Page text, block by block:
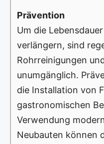
Prävention
Um die
verlängern, sind
Rohrreinigungen
unumgänglich.
die Installation von
gastronomischen
Verwendung
Neubauten können